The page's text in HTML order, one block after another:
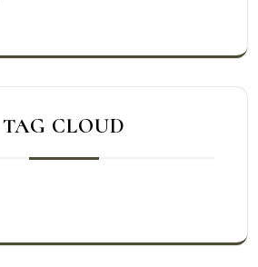
TAG CLOUD